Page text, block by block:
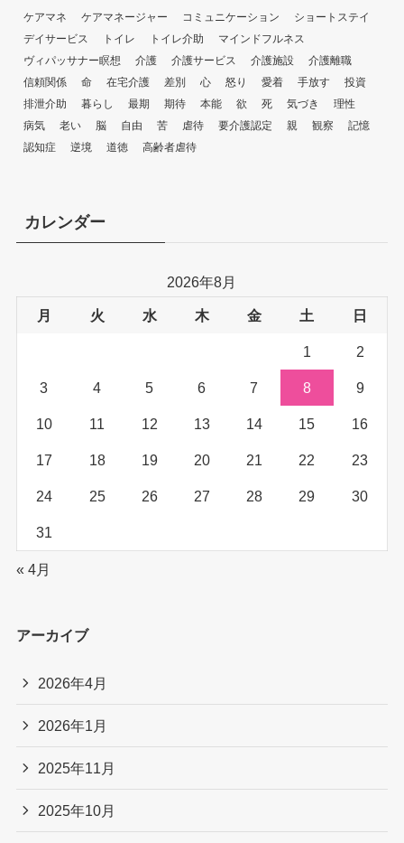
ケアマネ ケアマネージャー コミュニケーション
ショートステイ
デイサービス
トイレ トイレ介助
マインドフルネス
ヴィパッサナー瞑想
介護 介護サービス 介護施設
介護離職
信頼関係
命 在宅介護 差別 心 怒り 愛着 手放す
投資
排泄介助
暮らし 最期 期待 本能 欲 死 気づき
理性
病気
老い 脳 自由 苦 虐待 要介護認定 親 観察
記憶
認知症
逆境 道徳 高齢者虐待
カレンダー
2026年8月
月 火 水 木 金 土 日
1 2
3 4 5 6 7 8 9
10 11 12 13 14 15 16
17 18 19 20 21 22 23
24 25 26 27 28 29 30
31
« 4月
アーカイブ
2026年4月
2026年1月
2025年11月
2025年10月